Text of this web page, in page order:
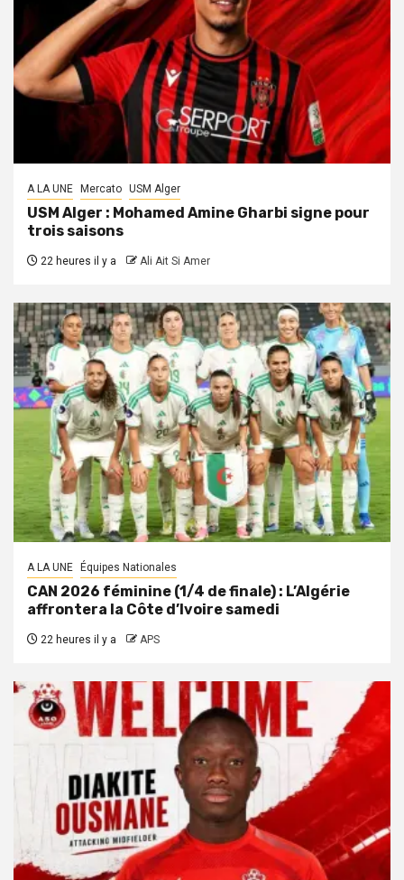
A LA UNE Mercato USM Alger
USM Alger : Mohamed Amine Gharbi signe pour
trois saisons
22 heures il y a Ali Ait Si Amer
A LA UNE Équipes Nationales
CAN 2026 féminine (1/4 de finale) : L’Algérie
affrontera la Côte d’Ivoire samedi
22 heures il y a APS